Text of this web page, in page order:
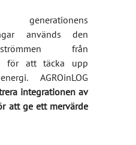
används den
från
för att täcka upp
AGROinLOG
integrationen av
att ge ett mervärde